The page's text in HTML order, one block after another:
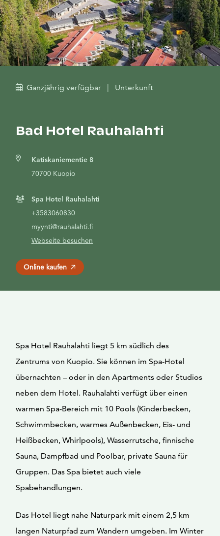
Ganzjährig verfügbar | Unterkunft
Bad Hotel Rauhalahti
Katiskaniementie 8
70700 Kuopio
Spa Hotel Rauhalahti
+3583060830
myynti@rauhalahti.fi
Webseite besuchen
Online kaufen
Spa Hotel Rauhalahti liegt 5 km südlich des
Zentrums von Kuopio. Sie können im Spa-Hotel
übernachten – oder in den Apartments oder Studios
neben dem Hotel. Rauhalahti verfügt über einen
warmen Spa-Bereich mit 10 Pools (Kinderbecken,
Schwimmbecken, warmes Außenbecken, Eis- und
Heißbecken, Whirlpools), Wasserrutsche, finnische
Sauna, Dampfbad und Poolbar, private Sauna für
Gruppen. Das Spa bietet auch viele
Spabehandlungen.
Das Hotel liegt nahe Naturpark mit einem 2,5 km
langen Naturpfad zum Wandern umgeben. Im Winter